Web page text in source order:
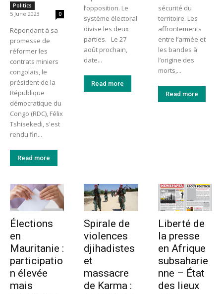
Politics
5 June 2023 0
Répondant à sa
promesse de
réformer les
contrats miniers
congolais, le
président de la
République
démocratique du
Congo (RDC), Félix
Tshisekedi, s'est
rendu fin...
Read more
l’opposition. Le
système électoral
divise les deux
parties. Le 27
août prochain,
date...
Read more
sécurité du
territoire. Les
affrontements
entre l’armée et
les bandes à
l’origine des
morts,...
Read more
Élections
en
Mauritanie :
participatio
n élevée
mais
Spirale de
violences
djihadistes
et
massacre
de Karma :
Liberté de
la presse
en Afrique
subsaharie
nne – État
des lieux